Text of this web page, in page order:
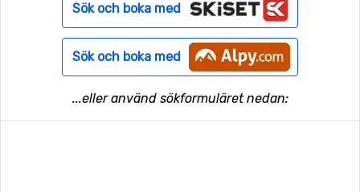
Sök och boka med
Sök och boka med
...eller använd sökformuläret nedan: